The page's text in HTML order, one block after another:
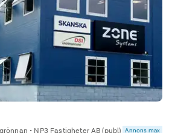
• NP3 Fastigheter AB (publ) Annons max